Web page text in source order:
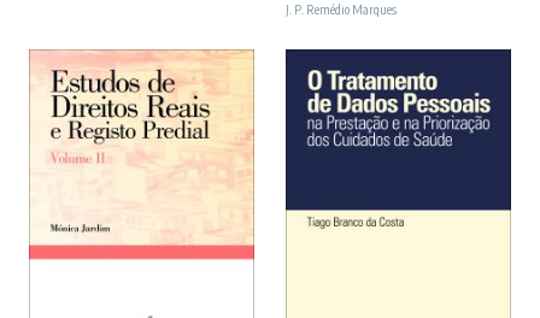
38,90 €.35,01 €.
era:
21,90 €.
é:
19,71 €.
J. P. Remédio Marques